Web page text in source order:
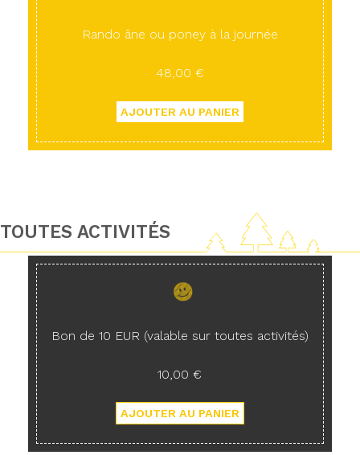
Rando âne ou poney à la journée
48,00 €
TOUTES ACTIVITÉS
Bon de 10 EUR (valable sur toutes activités)
10,00 €